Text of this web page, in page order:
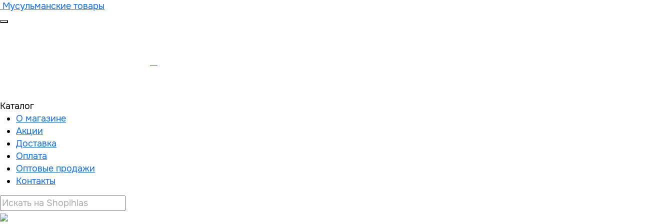
Мусульманские товары
Каталог
О магазине
Акции
Доставка
Оплата
Оптовые продажи
Контакты